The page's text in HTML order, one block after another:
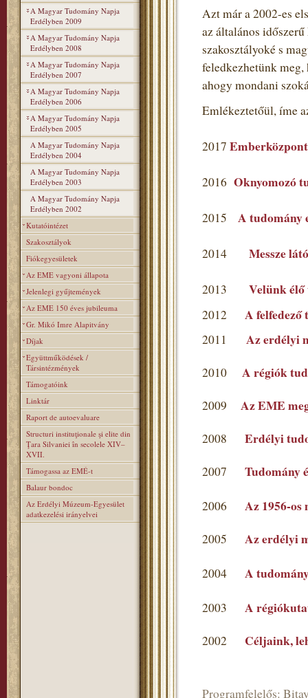
A Magyar Tudomány Napja
Erdélyben 2009
A Magyar Tudomány Napja
Erdélyben 2008
A Magyar Tudomány Napja
Erdélyben 2007
A Magyar Tudomány Napja
Erdélyben 2006
A Magyar Tudomány Napja
Erdélyben 2005
A Magyar Tudomány Napja
Erdélyben 2004
A Magyar Tudomány Napja
Erdélyben 2003
A Magyar Tudomány Napja
Erdélyben 2002
Kutatóintézet
Szakosztályok
Fiókegyesületek
Az EME vagyoni állapota
Jelenlegi gyűjtemények
Az EME 150 éves jubileuma
Gr. Mikó Imre Alapitvány
Díjak
Együttműködések /
Társintézmények
Támogatóink
Linktár
Raport de autoevaluare
Structuri instituţionale şi elite din
Ţara Silvaniei în secolele XIV–
XVII.
Támogassa az EMÉ-t
Balaur bondoc
Az Erdélyi Múzeum-Egyesület
adatkezelési irányelvei
Azt már a 2002-es
az általános
szakosztályoké s
feledkezhetünk meg,
ahogy mondani
Emlékeztetőül, íme
2017
2016 Oknyomozó
2015 A tudomány
2014 Messze
2013 Velünk
2012 A felfedező
2011 Az erdélyi
2010 A régiók
2009 Az EME
2008 Erdélyi
2007 Tudomány
2006 Az 1956-
2005 Az erdélyi
2004 A
2003 A
2002 Céljaink,
Programfelelős: